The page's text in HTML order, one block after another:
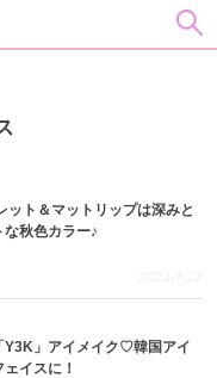
ット＆マットリップは深みと
秋色カラー♪
2023.9.27
Y3K」アイメイク♡韓国アイ
イスに！